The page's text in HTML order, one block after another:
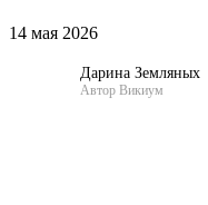
14 мая 2026
Дарина Земляных
Автор Викиум